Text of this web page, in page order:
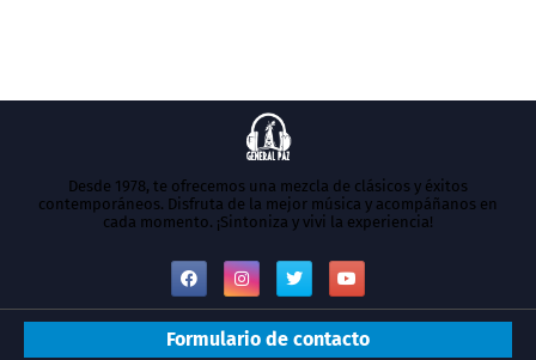
Desde 1978, te ofrecemos una mezcla de clásicos y éxitos
contemporáneos. Disfruta de la mejor música y acompáñanos en
cada momento. ¡Sintoniza y vivi la experiencia!
Formulario de contacto